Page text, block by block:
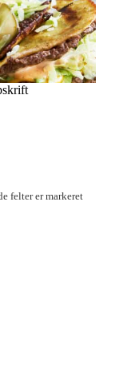
felter er markeret